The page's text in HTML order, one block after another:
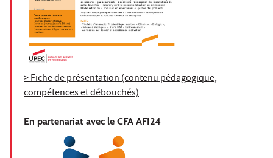
> Fiche de présentation (contenu pédagogique,
compétences et débouchés)
En partenariat avec le CFA AFI24